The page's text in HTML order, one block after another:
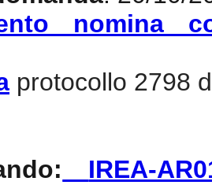
nomina
protocollo 2798
IREA-